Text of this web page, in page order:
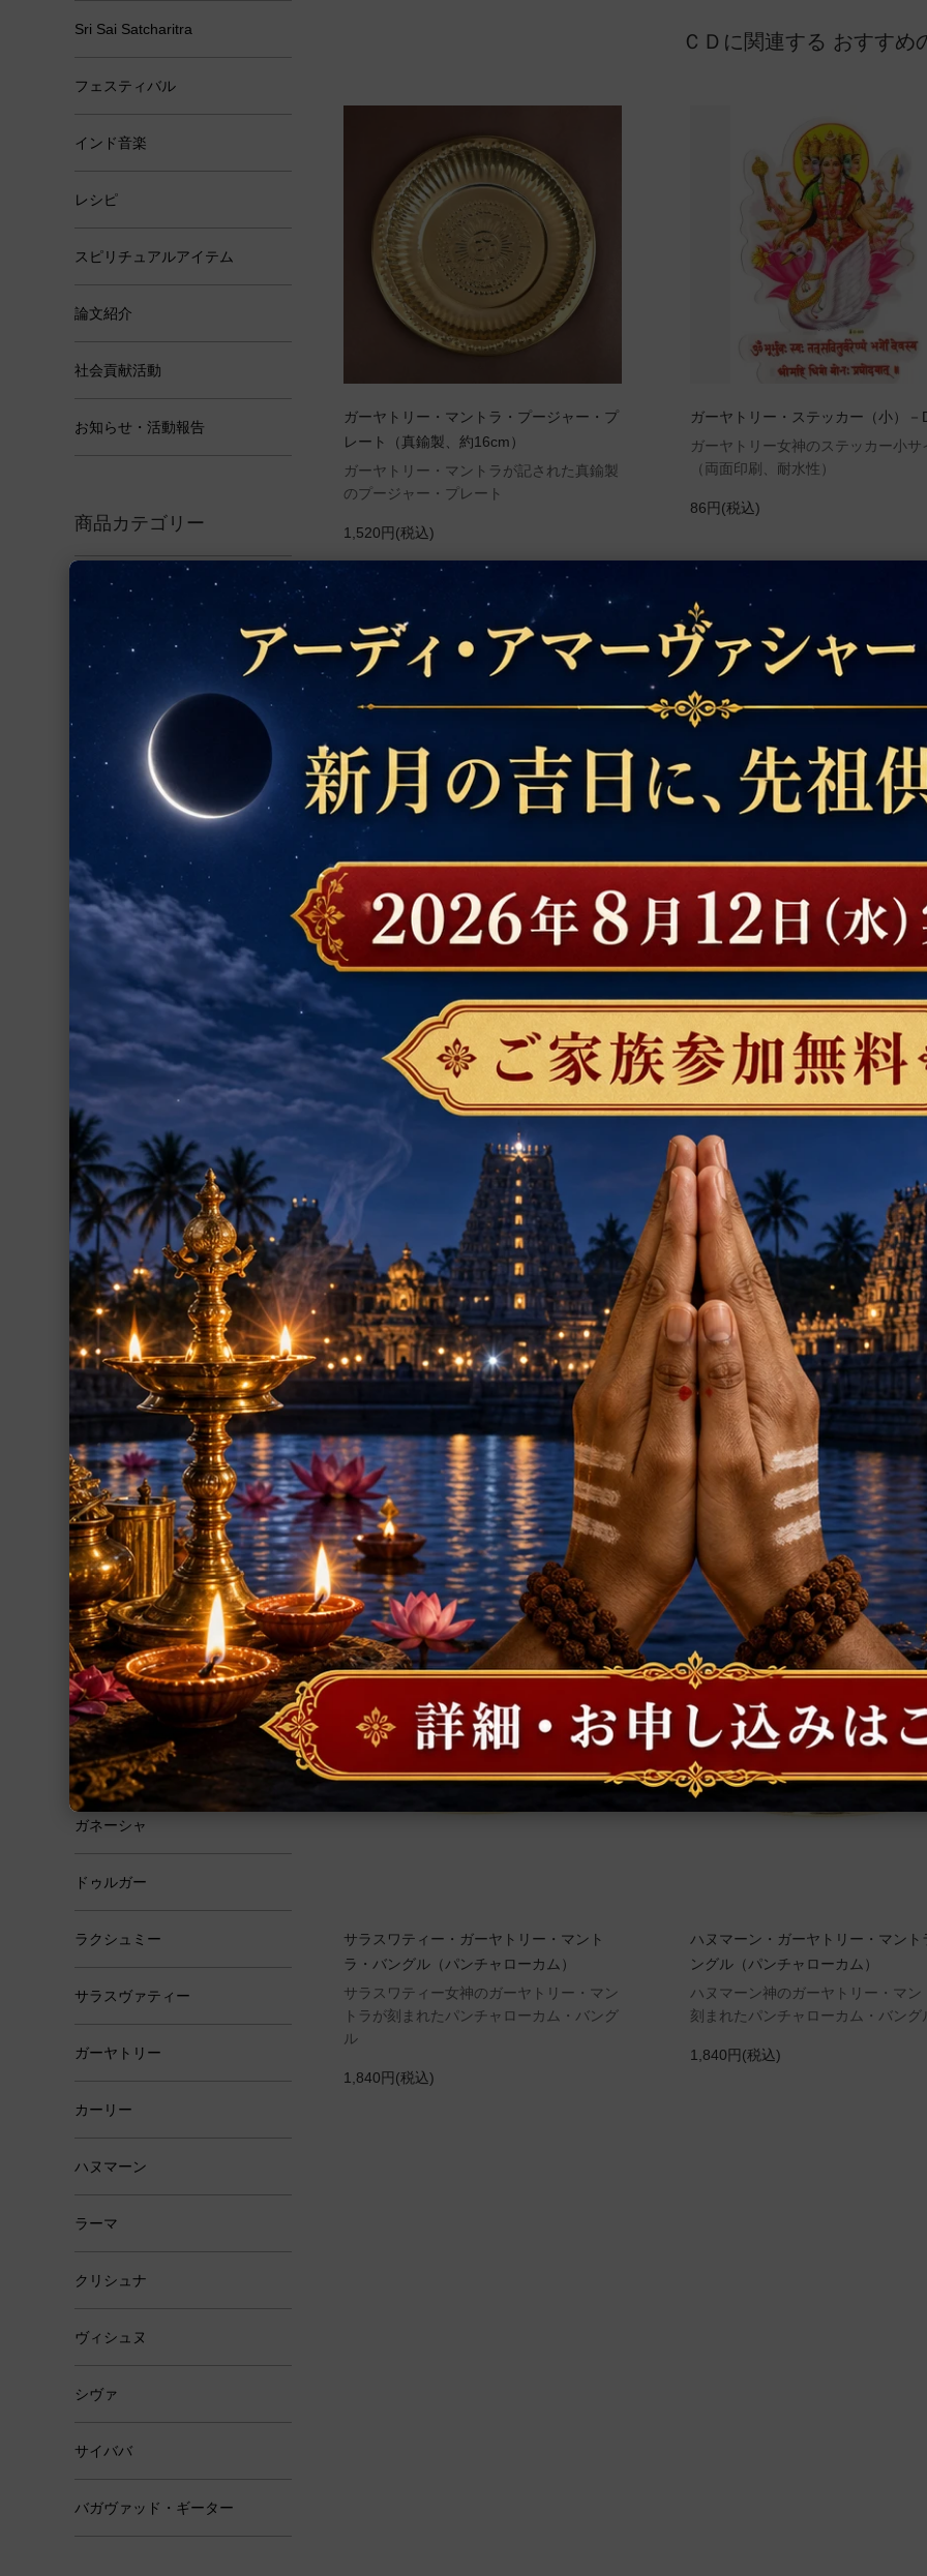
ＣＤに関連する おすすめ
ガーヤトリー・マントラ・プージャー・プ
レート（真鍮製、約16cm）
ガーヤトリー・マントラが記された真鍮製
のプージャー・プレート
1,520円(税込)
ガーヤトリー・ステッカー（小）－
ガーヤトリー女神のステッカー小サ
（両面印刷、耐水性）
86円(税込)
第221回グループ・ホーマ（ガーヤトリ
ー・ジャヤンティー、2026年８月28日
（金）実施）
ダの母として最高の知識を授けるガーヤト
リー女神を礼拝するインドの聖地でのグル
ープホーマ
1,000円(税込)
銅製プージャー容器セット
アムリタや聖水を入れるための銅製
5,730円(税込)
ガーヤトリー・マントラ・プージャー・プ
レート（真鍮製、約30cm）
ガーヤトリー・マントラが記された真鍮製
のプージャー・プレート
4,350円(税込)
ガネーシャ・ガーヤトリー・マント
ングル（銅製）
ガネーシャ神のガーヤトリー・マン
刻まれた浄化作用の高い銅製のバン
1,840円(税込)
サラスワティー・ガーヤトリー・マント
ラ・バングル（パンチャローカム）
サラスワティー女神のガーヤトリー・マン
トラが刻まれたパンチャローカム・バング
ル
1,840円(税込)
ハヌマーン・ガーヤトリー・マント
ングル（パンチャローカム）
ハヌマーン神のガーヤトリー・マン
刻まれたパンチャローカム・バング
1,840円(税込)
Sri Sai Satcharitra
フェスティバル
インド音楽
レシピ
スピリチュアルアイテム
論文紹介
社会貢献活動
お知らせ・活動報告
商品カテゴリー
アクセサリー
置物
お香
プージャー用品
プージャー・サービス
ファブリック
ヨーガ
書籍
ポスター
シーズインディア支援事業
その他
インド占星術
繁栄・開運
厄除開運
恋愛・結婚
学問・芸術
霊性
ガネーシャ
ドゥルガー
ラクシュミー
サラスヴァティー
ガーヤトリー
カーリー
ハヌマーン
ラーマ
クリシュナ
ヴィシュヌ
シヴァ
サイババ
バガヴァッド・ギーター